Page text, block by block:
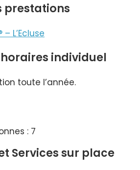
prestations
L’Ecluse
individuel
toute l’année.
: 7
Services sur place